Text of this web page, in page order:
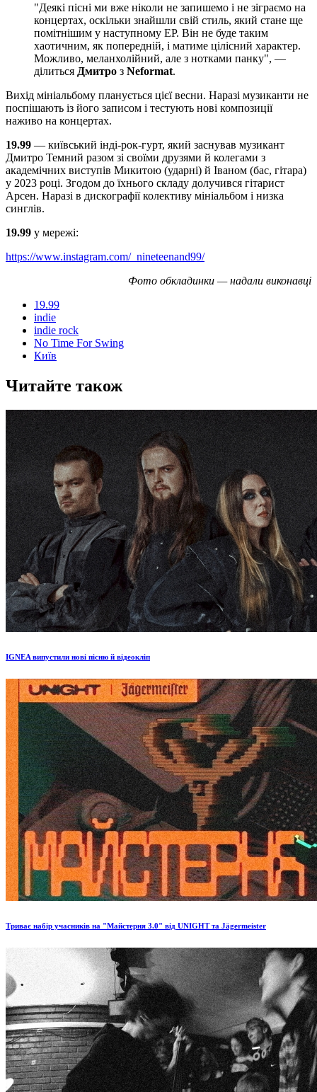
"Деякі пісні ми вже ніколи не запишемо і не зіграємо на
концертах, оскільки знайшли свій стиль, який стане ще
помітнішим у наступному EP. Він не буде таким
хаотичним, як попередній, і матиме цілісний характер.
Можливо, меланхолійний, але з нотками панку", —
ділиться Дмитро з Neformat.
Вихід мініальбому планується цієї весни. Наразі музиканти не
поспішають із його записом і тестують нові композиції
наживо на концертах.
19.99 — київський інді-рок-гурт, який заснував музикант
Дмитро Темний разом зі своїми друзями й колегами з
академічних виступів Микитою (ударні) й Іваном (бас, гітара)
у 2023 році. Згодом до їхнього складу долучився гітарист
Арсен. Наразі в дискографії колективу мініальбом і низка
синглів.
19.99 у мережі:
https://www.instagram.com/_nineteenand99/
Фото обкладинки — надали виконавці
19.99
indie
indie rock
No Time For Swing
Київ
Читайте також
IGNEA випустили нові пісню й відеокліп
Триває набір учасників на "Майстерня 3.0" від UNIGHT та Jägermeister